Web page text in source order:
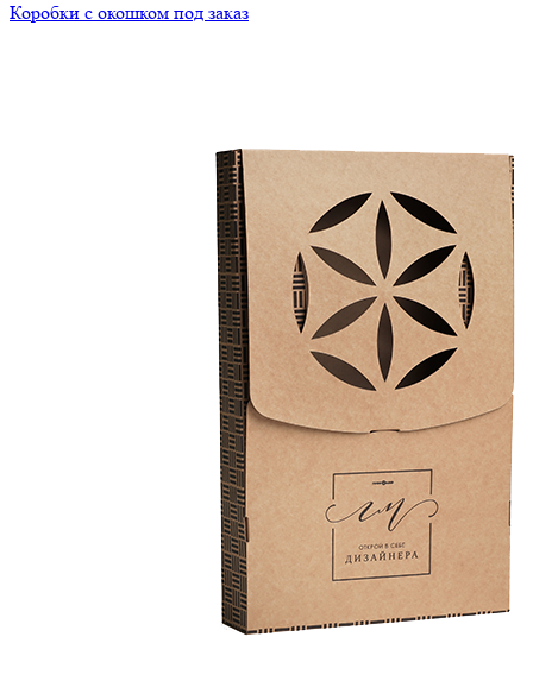
Коробки с окошком под заказ